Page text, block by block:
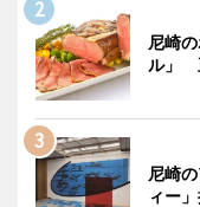
尼崎
ル」
尼崎
ィー